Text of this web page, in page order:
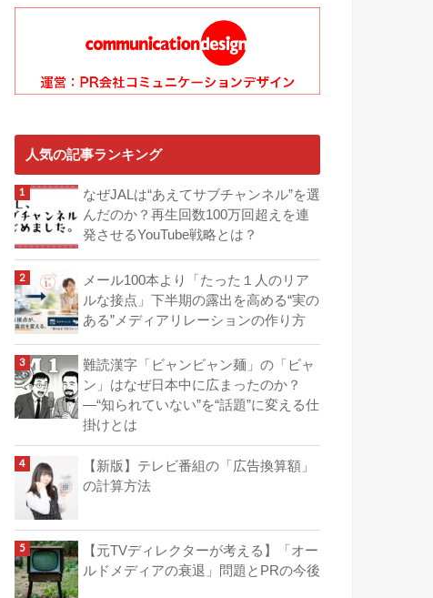
人気の記事ランキング
なぜJALは“あえてサブチャンネル”を選
んだのか？再生回数100万回超えを連
発させるYouTube戦略とは？
メール100本より「たった１人のリア
ルな接点」下半期の露出を高める“実の
ある”メディアリレーションの作り方
難読漢字「ビャンビャン麺」の「ビャ
ン」はなぜ日本中に広まったのか？
―“知られていない”を“話題”に変える仕
掛けとは
【新版】テレビ番組の「広告換算額」
の計算方法
【元TVディレクターが考える】「オー
ルドメディアの衰退」問題とPRの今後